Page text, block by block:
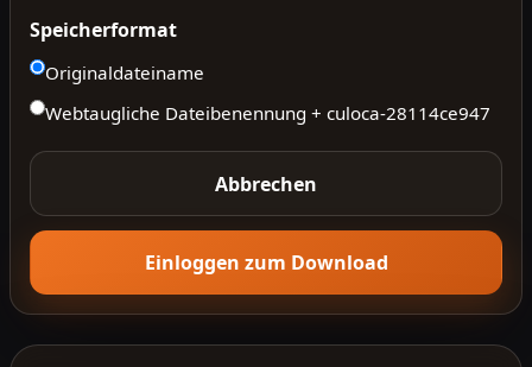
Speicherformat
Originaldateiname
Webtaugliche Dateibenennung + culoca-28114ce947
Abbrechen
Einloggen zum Download